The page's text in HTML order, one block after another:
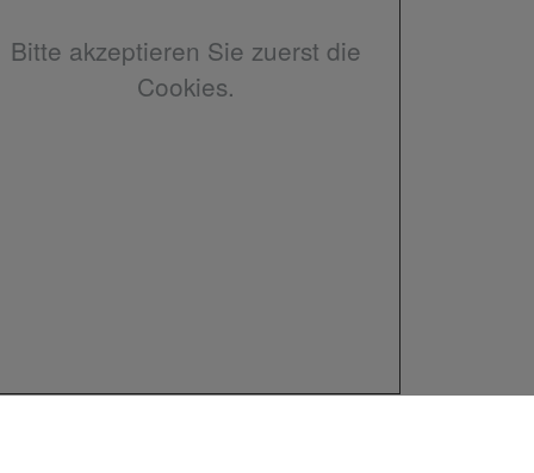
Bitte akzeptieren Sie zuerst die
Cookies.